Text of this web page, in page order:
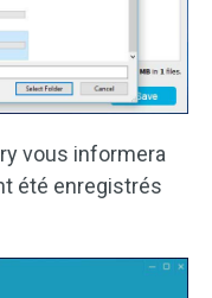
vous informera
été enregistrés